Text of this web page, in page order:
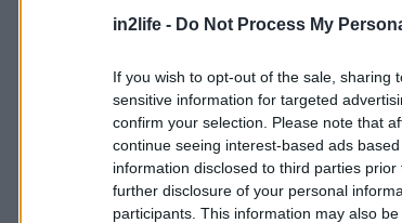
in2life - Do Not Process My
If you wish to opt-out of the sale, sharing
sensitive information for targeted
confirm your selection. Please note that
continue seeing interest-based ads
information disclosed to third parties
further disclosure of your personal
participants. This information may also